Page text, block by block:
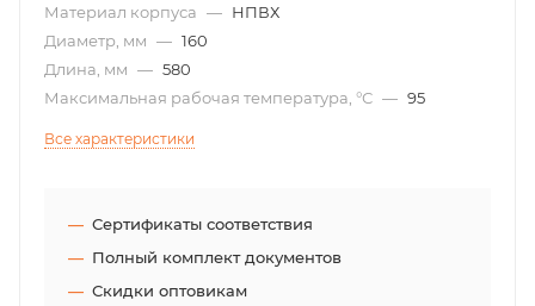
Материал корпуса — НПВХ
Диаметр, мм — 160
Длина, мм — 580
Максимальная рабочая температура, °С — 95
Все характеристики
Сертификаты соответствия
Полный комплект документов
Скидки оптовикам